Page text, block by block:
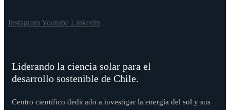
Instagram Youtube Linkedin
Liderando la ciencia solar para el
desarrollo sostenible de Chile.
Centro científico dedicado a investigar la energía del sol y sus